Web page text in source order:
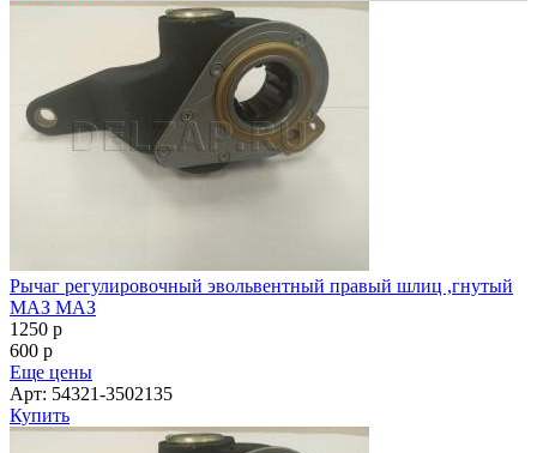
Рычаг регулировочный эвольвентный правый шлиц ,гнутый
МАЗ МАЗ
1250 p
600 p
Еще цены
Арт: 54321-3502135
Купить